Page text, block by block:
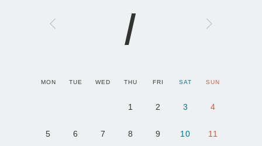
1
MON TUE WED THU FRI SAT SUN
1 2 3 4
5 6 7 8 9 10 11